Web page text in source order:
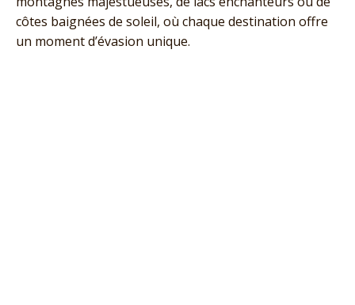
côtes baignées de soleil, où chaque destination offre
un moment d’évasion unique.